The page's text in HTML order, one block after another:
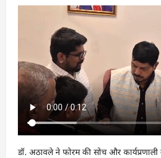
डॉ. अठावले ने फोरम की सोच और